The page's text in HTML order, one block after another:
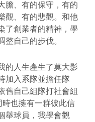
膽、有的保守，有的
觀、有的悲觀。和他
了創業者的精神，學
自己的步伐。
的人生產生了莫大影
加入系隊並擔任隊
舊自己組隊打社會組
也擁有一群彼此信
舉球員，我學會觀